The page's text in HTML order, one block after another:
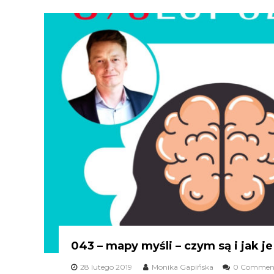
043 – mapy myśli – czym są i jak
28 lutego 2019 Monika Gapińska 0